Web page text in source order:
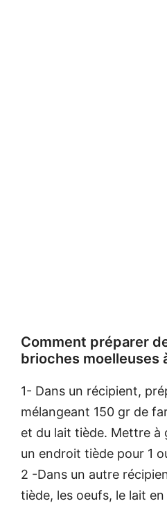
Comment préparer
brioches moelleuses
1- Dans un récipient,
mélangeant 150 gr de
et du lait tiède. Mettre à
un endroit tiède pour 1
2 -Dans un autre
tiède, les oeufs, le lait